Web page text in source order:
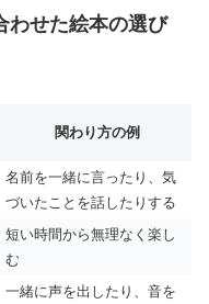
わせた絵本の選び
関わり方の例
名前を一緒に言ったり、気
づいたことを話したりする
短い時間から無理なく楽し
む
一緒に声を出したり、音を